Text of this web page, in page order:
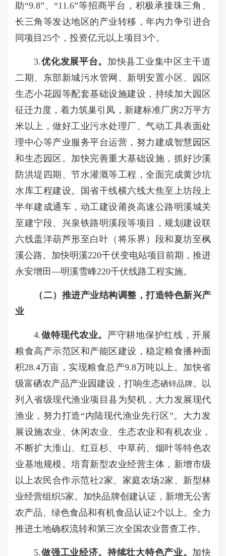
助“9.8”、“11.6”等招商平台，积极承接珠三角、
长三角等发达地区的产业转移，年内力争引进合
同项目25个，投资亿元以上项目3个。
3.优化发展平台。 加快县工业集中区主干道
二期、东部新城污水管网、新明安置小区、园区
生态小花园等配套基础设施建设，持续加大园区
征迁力度，着力筑巢引凤，新建标准厂房2万平方
米以上，做好工业污水处理厂、气动工具表面处
理中心等产业服务平台运营，努力建成智慧园区
和生态园区。加快完善重大基础设施，抓好沙溪
防洪堤四期、节水灌溉等工程，全面完成黄沙坑
水库工程建设。国省干线横六线大焦至上坊段上
半年建成通车，动工建设莆炎高速公路明溪城关
至建宁段、兴泉铁路明溪段等项目，规划建设联
六线盖洋葫芦形至白叶（将乐界）段和夏坊至枫
溪公路。加快明溪220千伏变电站项目前期，推进
永安增田—明溪雪峰220千伏线路工程实施。
（二）推进产业结构调整，打造特色新兴产
业
4.做特现代农业。 严守耕地保护红线，开展
粮食高产示范区和产能区建设，稳定粮食播种面
积28.4万亩，实现粮食总产9.8万吨以上。加快省
级富硒农产品产业园建设，打响生态硒锌品牌。以
列入省级现代渔业项目县为契机，大力发展现代
渔业，努力打造“内陆现代渔业先行区”。大力发
展设施农业、休闲农业、生态农业和有机农业，
不断扩大淮山、红豆杉、中草药、烟叶等特色农
业基地规模。培育新型农业经营主体，新增市级
以上农民合作示范社2家、家庭农场2家、新型林
业经营组织5家。加快品牌创建认证，新增无公害
农产品、绿色食品和有机食品认证2个以上。全力
推进土地确权流转和第三次全国农业普查工作。
5.做强工业经济。持续壮大特色产业。 加快